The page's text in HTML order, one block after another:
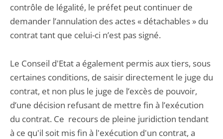
contrôle de légalité, le préfet peut continuer de
demander l’annulation des actes « détachables » du
contrat tant que celui-ci n’est pas signé.
Le Conseil d'Etat a également permis aux tiers, sous
certaines conditions, de saisir directement le juge du
contrat, et non plus le juge de l’excès de pouvoir,
d’une décision refusant de mettre fin à l’exécution
du contrat. Ce recours de pleine juridiction tendant
à ce qu'il soit mis fin à l'exécution d'un contrat, a